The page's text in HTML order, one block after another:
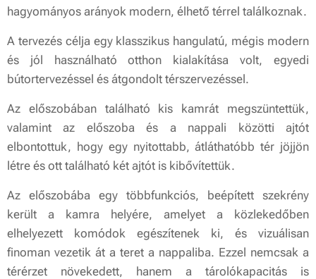
hagyományos arányok modern, élhető térrel találkoznak.
A tervezés célja egy klasszikus hangulatú, mégis modern
és jól használható otthon kialakítása volt, egyedi
bútortervezéssel és átgondolt térszervezéssel.
Az előszobában található kis kamrát megszüntettük,
valamint az előszoba és a nappali közötti ajtót
elbontottuk, hogy egy nyitottabb, átláthatóbb tér jöjjön
létre és ott található két ajtót is kibővítettük.
Az előszobába egy többfunkciós, beépített szekrény
került a kamra helyére, amelyet a közlekedőben
elhelyezett komódok egészítenek ki, és vizuálisan
finoman vezetik át a teret a nappaliba. Ezzel nemcsak a
térérzet növekedett, hanem a tárolókapacitás is